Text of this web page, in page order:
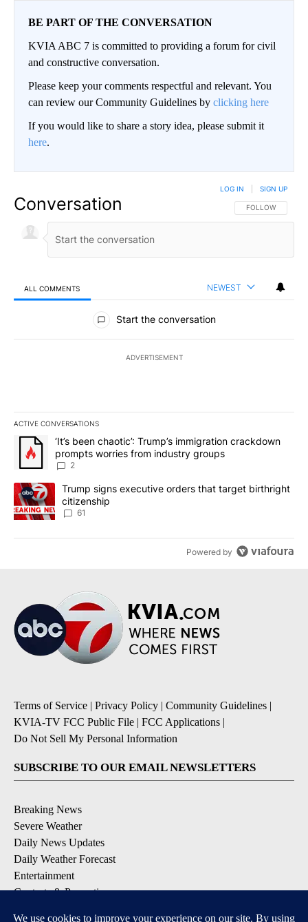
BE PART OF THE CONVERSATION
KVIA ABC 7 is committed to providing a forum for civil
and constructive conversation.
Please keep your comments respectful and relevant. You
can review our Community Guidelines by clicking here
If you would like to share a story idea, please submit it
here.
Conversation FOLLOW THIS
FOLLOW
LOG IN SIGN UP
ALL COMMENTS NEWEST
All Comments
Start the conversation
ADVERTISEMENT
ACTIVE CONVERSATIONS
The following is a list of the most commented articles in the last
A trending article titled "‘It’s been chaotic’: Trump’s
‘It’s been chaotic’: Trump’s immigration crackdown
prompts worries from industry groups
2
A trending article titled "Trump signs executive orders that
Trump signs executive orders that target birthright
citizenship
61
Powered by
Terms of Service | Privacy Policy | Community Guidelines |
KVIA-TV FCC Public File | FCC Applications |
Do Not Sell My Personal Information
SUBSCRIBE TO OUR EMAIL NEWSLETTERS
Breaking News
Severe Weather
Daily News Updates
Daily Weather Forecast
Entertainment
Contests & Promotions